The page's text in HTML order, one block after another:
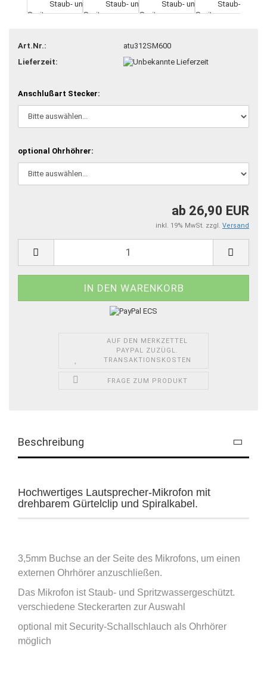
Art.Nr.:
atu312SM600
Lieferzeit:
Anschlußart Stecker:
optional Ohrhöhrer:
ab 26,90 EUR
inkl. 19% MwSt. zzgl. Versand
AUF DEN MERKZETTEL
PAYPAL ZUZÜGL.
TRANSAKTIONSKOSTEN
FRAGE ZUM PRODUKT
Beschreibung
Hochwertiges Lautsprecher-Mikrofon mit
drehbarem Gürtelclip und Spiralkabel.
3,5mm Buchse an der Seite des Mikrofons, um einen
externen Ohrhörer anzuschließen.
Das Mikrofon ist Staub- und Spritzwassergeschützt.
verschiedene Steckerarten zur Auswahl
optional mit Security-Schallschlauch als Ohrhörer
möglich